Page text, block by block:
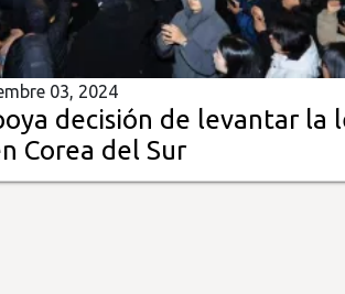
03, 2024
decisión de levantar la
Corea del Sur